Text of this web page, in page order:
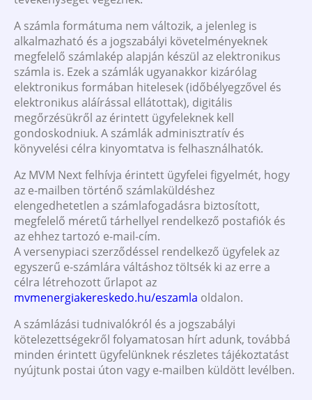
A számla formátuma nem változik, a jelenleg is
alkalmazható és a jogszabályi követelményeknek
megfelelő számlakép alapján készül az elektronikus
számla is. Ezek a számlák ugyanakkor kizárólag
elektronikus formában hitelesek (időbélyegzővel és
elektronikus aláírással ellátottak), digitális
megőrzésükről az érintett ügyfeleknek kell
gondoskodniuk. A számlák adminisztratív és
könyvelési célra kinyomtatva is felhasználhatók.
Az MVM Next felhívja érintett ügyfelei figyelmét, hogy
az e-mailben történő számlaküldéshez
elengedhetetlen a számlafogadásra biztosított,
megfelelő méretű tárhellyel rendelkező postafiók és
az ehhez tartozó e-mail-cím.
A versenypiaci szerződéssel rendelkező ügyfelek az
egyszerű e-számlára váltáshoz töltsék ki az erre a
célra létrehozott űrlapot az
mvmenergiakereskedo.hu/eszamla oldalon.
A számlázási tudnivalókról és a jogszabályi
kötelezettségekről folyamatosan hírt adunk, továbbá
minden érintett ügyfelünknek részletes tájékoztatást
nyújtunk postai úton vagy e-mailben küldött levélben.